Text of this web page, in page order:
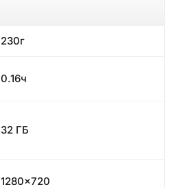
230г
0.16ч
32 ГБ
1280x720